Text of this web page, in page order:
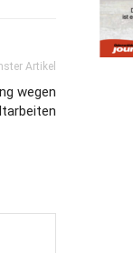
Artikel
wegen